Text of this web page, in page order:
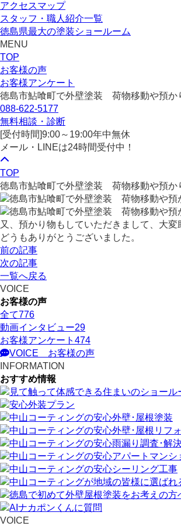
アクセスマップ
スタッフ・職人紹介一覧
徳島県最大の塗装ショールーム
MENU
TOP
お客様の声
お客様アンケート
徳島市鮎喰町で外壁塗装 荷物移動や預か
088-622-5177
無料相談・診断
[受付時間]9:00～19:00年中無休
メール・LINEは24時間受付中！
TOP
徳島市鮎喰町で外壁塗装 荷物移動や預か
又、預かり物もしていただきまして、大変
どうもありがとうございました。
前の記事
次の記事
一覧へ戻る
VOICE
お客様の声
全て776
動画インタビュー29
お客様アンケート 474
VOICE
お客様の声
INFORMATION
おすすめ情報
VOICE